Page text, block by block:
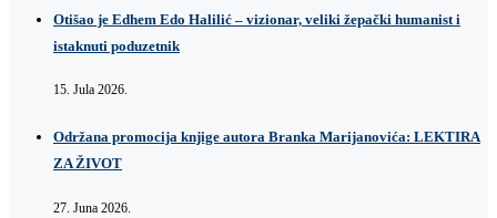
Otišao je Edhem Edo Halilić – vizionar, veliki žepački humanist i
istaknuti poduzetnik
15. Jula 2026.
Održana promocija knjige autora Branka Marijanovića: LEKTIRA
ZA ŽIVOT
27. Juna 2026.